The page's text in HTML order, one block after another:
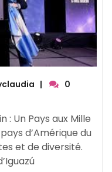
|
0
: Un Pays aux Mille
d’Amérique du
et de diversité.